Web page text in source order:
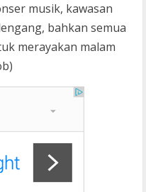
musik, kawasan
bahkan semua
merayakan malam